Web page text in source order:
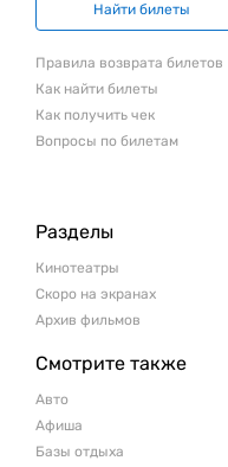
Найти билеты
Правила возврата билетов
Как найти билеты
Как получить чек
Вопросы по билетам
Разделы
Кинотеатры
Скоро на экранах
Архив фильмов
Смотрите также
Авто
Афиша
Базы отдыха